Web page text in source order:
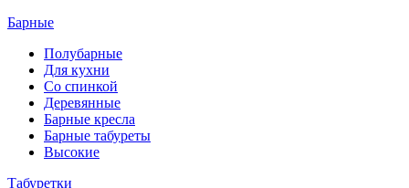
Барные
Полубарные
Для кухни
Со спинкой
Деревянные
Барные кресла
Барные табуреты
Высокие
Табуретки